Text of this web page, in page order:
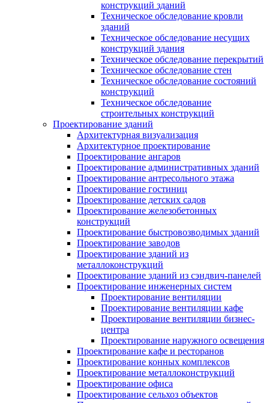
конструкций зданий
Техническое обследование кровли
зданий
Техническое обследование несущих
конструкций здания
Техническое обследование перекрытий
Техническое обследование стен
Техническое обследование состояний
конструкций
Техническое обследование
строительных конструкций
Проектирование зданий
Архитектурная визуализация
Архитектурное проектирование
Проектирование ангаров
Проектирование административных зданий
Проектирование антресольного этажа
Проектирование гостиниц
Проектирование детских садов
Проектирование железобетонных
конструкций
Проектирование быстровозводимых зданий
Проектирование заводов
Проектирование зданий из
металлоконструкций
Проектирование зданий из сэндвич-панелей
Проектирование инженерных систем
Проектирование вентиляции
Проектирование вентиляции кафе
Проектирование вентиляции бизнес-
центра
Проектирование наружного освещения
Проектирование кафе и ресторанов
Проектирование конных комплексов
Проектирование металлоконструкций
Проектирование офиса
Проектирование сельхоз объектов